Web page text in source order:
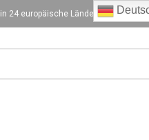
24 europäische Länder